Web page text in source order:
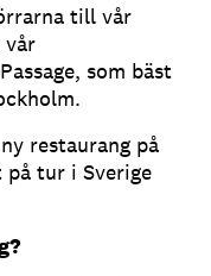
till vår
vår
som bäst
restaurang på
på tur i Sverige